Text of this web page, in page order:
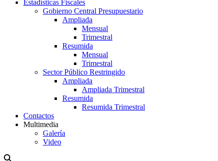
Estadísticas Fiscales
Gobierno Central Presupuestario
Ampliada
Mensual
Trimestral
Resumida
Mensual
Trimestral
Sector Público Restringido
Ampliada
Ampliada Trimestral
Resumida
Resumida Trimestral
Contactos
Multimedia
Galería
Video